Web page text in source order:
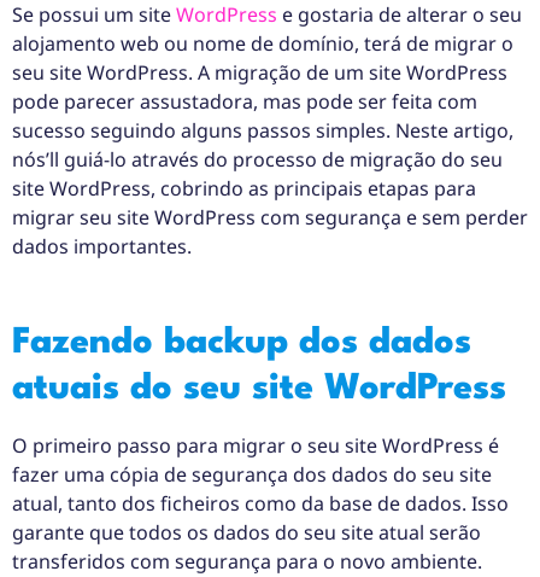
Se possui um siteWordPress e gostaria de alterar o seu
alojamento web ou nome de domínio, terá de migrar o
seu site WordPress. A migração de um site WordPress
pode parecer assustadora, mas pode ser feita com
sucesso seguindo alguns passos simples. Neste artigo,
nós’ll guiá-lo através do processo de migração do seu
site WordPress, cobrindo as principais etapas para
migrar seu site WordPress com segurança e sem perder
dados importantes.
Fazendo backup dos dados
atuais do seu site WordPress
O primeiro passo para migrar o seu site WordPress é
fazer uma cópia de segurança dos dados do seu site
atual, tanto dos ficheiros como da base de dados. Isso
garante que todos os dados do seu site atual serão
transferidos com segurança para o novo ambiente.